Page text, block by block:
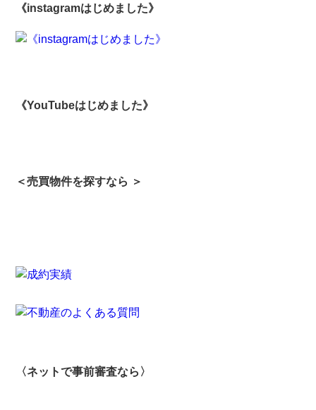
《instagramはじめました》
《YouTubeはじめました》
＜売買物件を探すなら ＞
〈ネットで事前審査なら〉